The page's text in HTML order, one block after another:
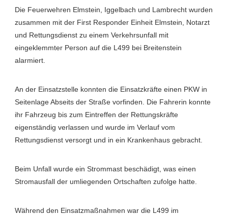
Die Feuerwehren Elmstein, Iggelbach und Lambrecht wurden
zusammen mit der First Responder Einheit Elmstein, Notarzt
und Rettungsdienst zu einem Verkehrsunfall mit
eingeklemmter Person auf die L499 bei Breitenstein
alarmiert.
An der Einsatzstelle konnten die Einsatzkräfte einen PKW in
Seitenlage Abseits der Straße vorfinden. Die Fahrerin konnte
ihr Fahrzeug bis zum Eintreffen der Rettungskräfte
eigenständig verlassen und wurde im Verlauf vom
Rettungsdienst versorgt und in ein Krankenhaus gebracht.
Beim Unfall wurde ein Strommast beschädigt, was einen
Stromausfall der umliegenden Ortschaften zufolge hatte.
Während den Einsatzmaßnahmen war die L499 im